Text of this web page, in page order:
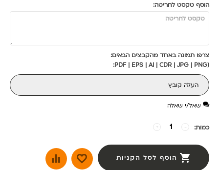
הוסף טקסט לחריטה:
צרפו תמונה באחד מהקבצים הבאים:
(PDF | EPS | AI | CDR | JPG | PNG:
העלה קובץ
שאל/י שאלה
כמות: + −
הוסף לסל הקניות